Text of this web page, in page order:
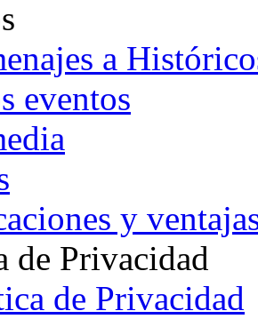
a
eventos
y
de Privacidad
de Privacidad